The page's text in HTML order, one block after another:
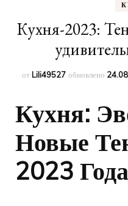
Кухня-2023:
от Lili49527 обновлено
Кухня:
Новые
2023 Года